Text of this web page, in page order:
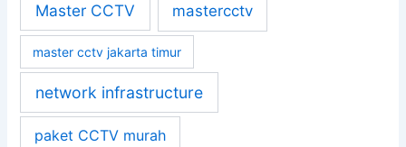
Master CCTV mastercctv
master cctv jakarta timur
network infrastructure
paket CCTV murah